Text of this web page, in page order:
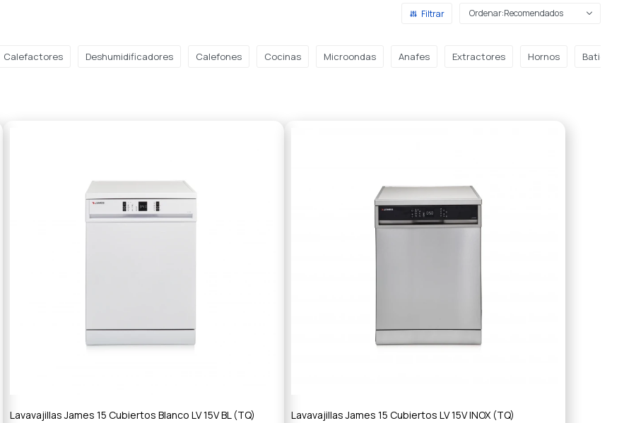
Recomendados
Calefactores Deshumidificadores Calefones Cocinas Microondas Anafes Extractores Hornos Batidoras
Lavavajillas James 15 Cubiertos Blanco LV 15V BL (TQ) Lavavajillas James 15 Cubiertos LV 15V INOX (TQ)